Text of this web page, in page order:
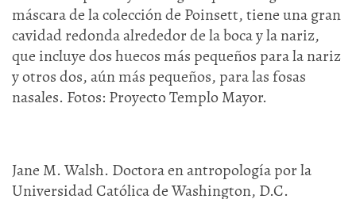
máscara de la colección de Poinsett, tiene una gran
cavidad redonda alrededor de la boca y la nariz,
que incluye dos huecos más pequeños para la nariz
y otros dos, aún más pequeños, para las fosas
nasales. Fotos: Proyecto Templo Mayor.
Jane M. Walsh. Doctora en antropología por la
Universidad Católica de Washington, D.C.